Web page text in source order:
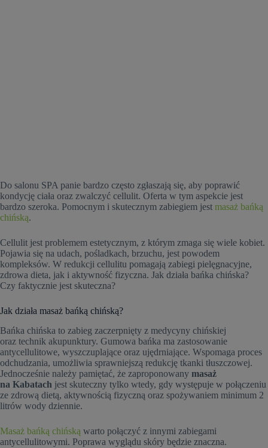
Do salonu SPA panie bardzo często zgłaszają się, aby poprawić
kondycję ciała oraz zwalczyć cellulit. Oferta w tym aspekcie jest
bardzo szeroka. Pomocnym i skutecznym zabiegiem jest masaż bańką
chińską.
Cellulit jest problemem estetycznym, z którym zmaga się wiele kobiet.
Pojawia się na udach, pośladkach, brzuchu, jest powodem
kompleksów. W redukcji cellulitu pomagają zabiegi pielęgnacyjne,
zdrowa dieta, jak i aktywność fizyczna. Jak działa bańka chińska?
Czy faktycznie jest skuteczna?
Jak działa masaż bańką chińską?
Bańka chińska to zabieg zaczerpnięty z medycyny chińskiej
oraz technik akupunktury. Gumowa bańka ma zastosowanie
antycellulitowe, wyszczuplające oraz ujędrniające. Wspomaga proces
odchudzania, umożliwia sprawniejszą redukcję tkanki tłuszczowej.
Jednocześnie należy pamiętać, że zaproponowany masaż
na Kabatach jest skuteczny tylko wtedy, gdy występuje w połączeniu
ze zdrową dietą, aktywnością fizyczną oraz spożywaniem minimum 2
litrów wody dziennie.
Masaż bańką chińską warto połączyć z innymi zabiegami
antycellulitowymi. Poprawa wyglądu skóry będzie znaczna.